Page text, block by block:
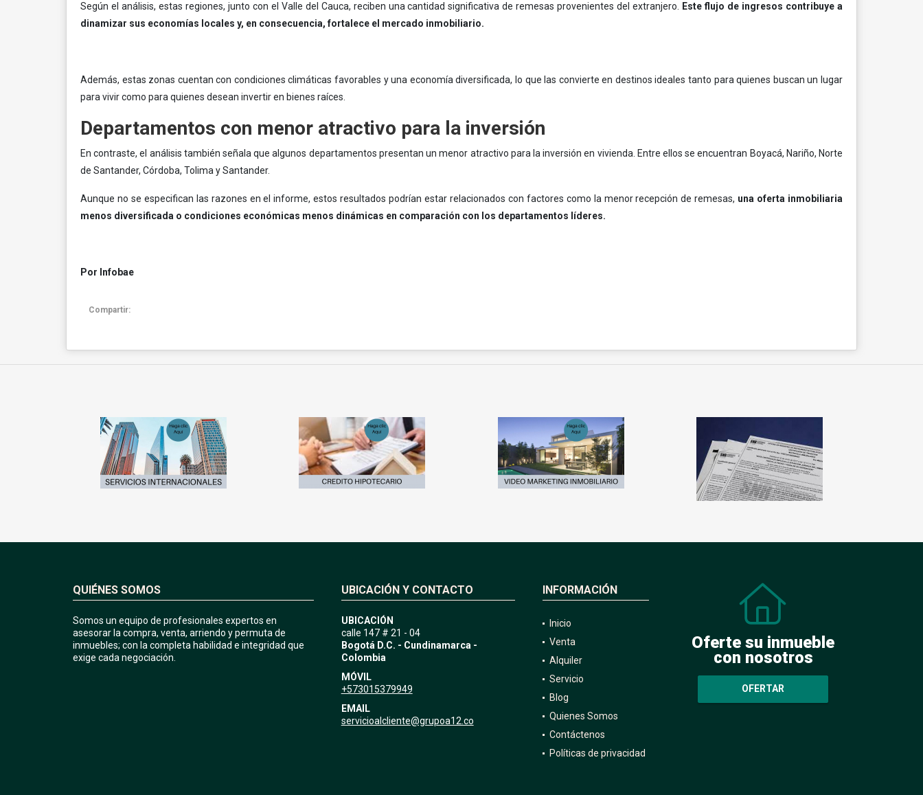
Según el análisis, estas regiones, junto con el Valle del Cauca, reciben una cantidad significativa de remesas provenientes del extranjero.
Este flujo de ingresos contribuye a
dinamizar sus economías locales y, en consecuencia, fortalece el mercado inmobiliario.
Además, estas zonas cuentan con condiciones climáticas favorables y una economía diversificada, lo que las convierte en destinos ideales tanto para quienes buscan un lugar
para vivir como para quienes desean invertir en bienes raíces.
Departamentos con menor atractivo para la inversión
En contraste, el análisis también señala que algunos departamentos presentan un menor atractivo para la inversión en vivienda. Entre ellos se encuentran Boyacá, Nariño, Norte
de Santander, Córdoba, Tolima y Santander.
Aunque no se especifican las razones en el informe, estos resultados podrían estar relacionados con factores como la menor recepción de remesas, una oferta inmobiliaria
menos diversificada o condiciones económicas menos dinámicas en comparación con los departamentos líderes.
Por Infobae
Compartir:
QUIÉNES SOMOS
Somos un equipo de profesionales expertos en
asesorar la compra, venta, arriendo y permuta de
inmuebles; con la completa habilidad e integridad que
exige cada negociación.
UBICACIÓN Y CONTACTO
UBICACIÓN
calle 147 # 21 - 04
Bogotá D.C. - Cundinamarca -
Colombia
MÓVIL
+573015379949
EMAIL
servicioalcliente@grupoa12.co
INFORMACIÓN
Inicio
Venta
Alquiler
Servicio
Blog
Quienes Somos
Contáctenos
Políticas de privacidad
Oferte su inmueble
con nosotros
OFERTAR